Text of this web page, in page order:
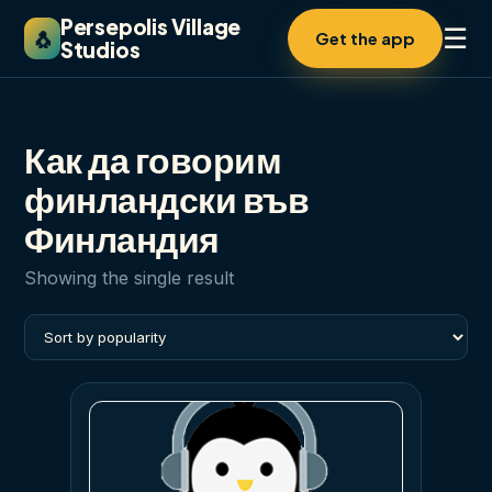
🐧 Persepolis Village
Studios
Get the app ☰
Как да говорим
финландски във
Финландия
Showing the single result